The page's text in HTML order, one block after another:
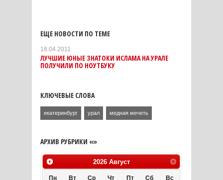
ЕЩЕ НОВОСТИ ПО ТЕМЕ
18.04.2011
ЛУЧШИЕ ЮНЫЕ ЗНАТОКИ ИСЛАМА НА УРАЛЕ
ПОЛУЧИЛИ ПО НОУТБУКУ
КЛЮЧЕВЫЕ СЛОВА
екатеринбург урал медная мечеть
АРХИВ РУБРИКИ «»
2026 Август
Пн Вт Ср Чт Пт Сб Вс